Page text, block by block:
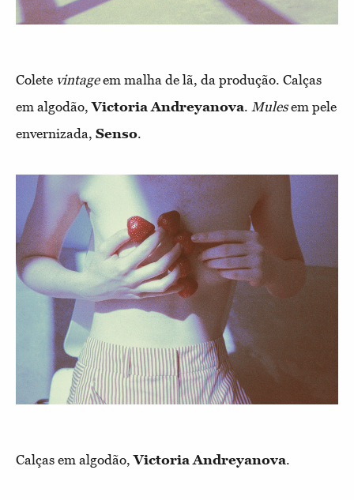
Colete vintageem malha de lã, da produção. Calças
em algodão,Victoria Andreyanova. Mulesem pele
envernizada, Senso.
Calças em algodão,Victoria Andreyanova.